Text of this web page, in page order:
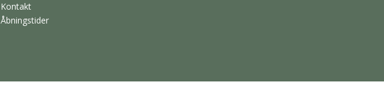
Kontakt
Åbningstider